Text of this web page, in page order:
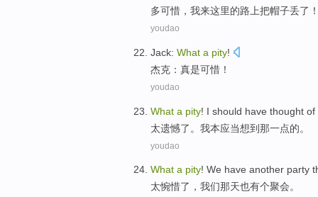
多可惜 ， 我来这里的路上把帽子丢了
youdao
Jack: What a pity!
杰克 ：真是可惜 ！
youdao
What a pity! I should have thought of
太遗憾了。 我本应当想到那一点的。
youdao
What a pity! We have another party
太惋惜了， 我们那天也有个聚会。